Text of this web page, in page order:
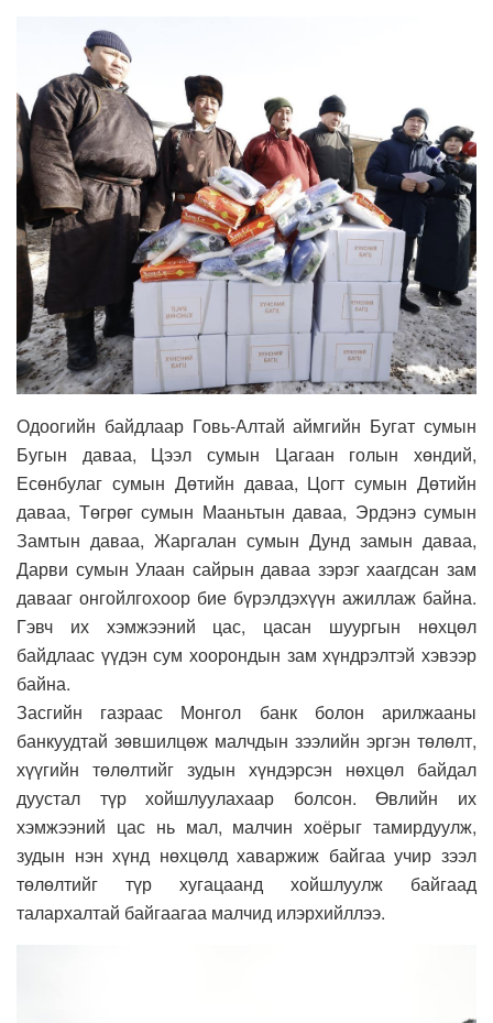
Одоогийн байдлаар Говь-Алтай аймгийн Бугат сумын
Бугын даваа, Цээл сумын Цагаан голын хөндий,
Есөнбулаг сумын Дөтийн даваа, Цогт сумын Дөтийн
даваа, Төгрөг сумын Мааньтын даваа, Эрдэнэ сумын
Замтын даваа, Жаргалан сумын Дунд замын даваа,
Дарви сумын Улаан сайрын даваа зэрэг хаагдсан зам
давааг онгойлгохоор бие бүрэлдэхүүн ажиллаж байна.
Гэвч их хэмжээний цас, цасан шуургын нөхцөл
байдлаас үүдэн сум хоорондын зам хүндрэлтэй хэвээр
байна.
Засгийн газраас Монгол банк болон арилжааны
банкуудтай зөвшилцөж малчдын зээлийн эргэн төлөлт,
хүүгийн төлөлтийг зудын хүндэрсэн нөхцөл байдал
дуустал түр хойшлуулахаар болсон. Өвлийн их
хэмжээний цас нь мал, малчин хоёрыг тамирдуулж,
зудын нэн хүнд нөхцөлд хаваржиж байгаа учир зээл
төлөлтийг түр хугацаанд хойшлуулж байгаад
талархалтай байгаагаа малчид илэрхийллээ.